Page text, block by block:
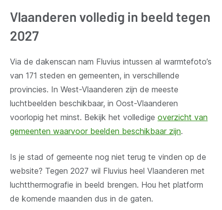
venster)
Vlaanderen volledig in beeld tegen
2027
Via de dakenscan nam Fluvius intussen al warmtefoto’s
van 171 steden en gemeenten, in verschillende
provincies. In West-Vlaanderen zijn de meeste
luchtbeelden beschikbaar, in Oost-Vlaanderen
voorlopig het minst. Bekijk het volledige overzicht van
gemeenten waarvoor beelden beschikbaar zijn.
Is je stad of gemeente nog niet terug te vinden op de
website? Tegen 2027 wil Fluvius heel Vlaanderen met
luchtthermografie in beeld brengen. Hou het platform
de komende maanden dus in de gaten.